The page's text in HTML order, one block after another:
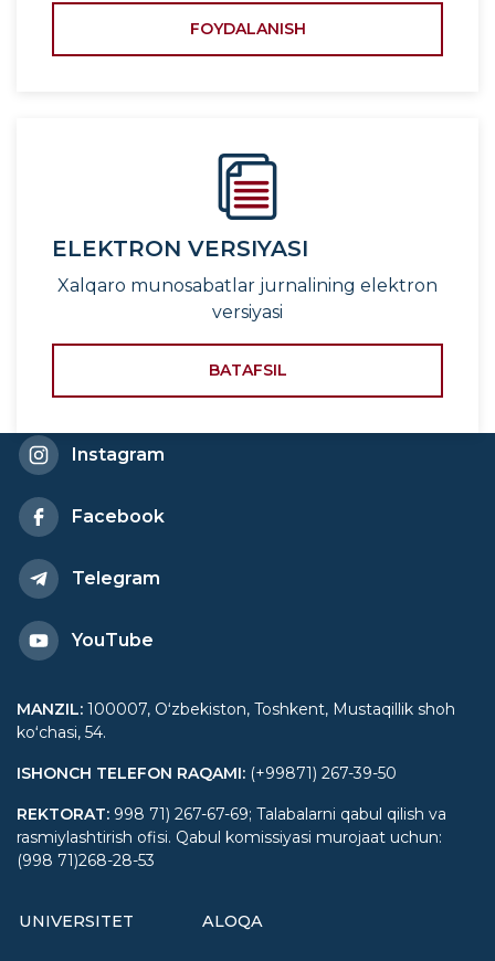
FOYDALANISH
ELEKTRON VERSIYASI
Xalqaro munosabatlar jurnalining elektron
versiyasi
BATAFSIL
Instagram
Facebook
Telegram
YouTube
MANZIL: 100007, Oʻzbekiston, Toshkent, Mustaqillik shoh
koʻchasi, 54.
ISHONCH TELEFON RAQAMI: (+99871) 267-39-50
REKTORAT: 998 71) 267-67-69; Talabalarni qabul qilish va
rasmiylashtirish ofisi. Qabul komissiyasi murojaat uchun:
(998 71)268-28-53
UNIVERSITET ALOQA